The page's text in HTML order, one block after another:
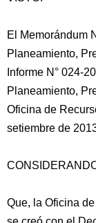
El Memorándum
Planeamiento,
Informe N° 024-
Planeamiento,
Oficina de
setiembre de
Que, la Oficina